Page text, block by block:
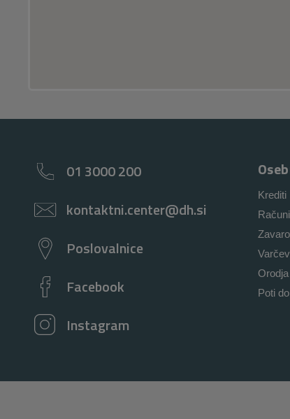
01 3000 200
kontaktni.center@dh.si
Poslovalnice
Facebook
Instagram
Krediti
Poti